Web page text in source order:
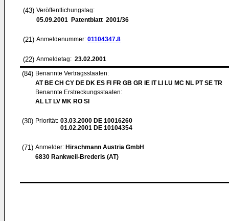
(43) Veröffentlichungstag:
05.09.2001 Patentblatt 2001/36
(21) Anmeldenummer: 01104347.8
(22) Anmeldetag: 23.02.2001
(84) Benannte Vertragsstaaten:
AT BE CH CY DE DK ES FI FR GB GR IE IT LI LU MC NL PT SE TR
Benannte Erstreckungsstaaten:
AL LT LV MK RO SI
(30) Priorität: 03.03.2000 DE 10016260
01.02.2001 DE 10104354
(71) Anmelder: Hirschmann Austria GmbH
6830 Rankweil-Brederis (AT)